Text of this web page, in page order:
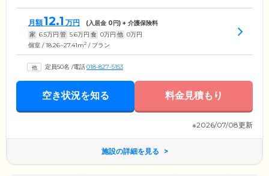
月額12.1 万円 (入居金 0円) + 介護保険料
家 6.5万円 管 5.6万円 食 0万円 他 0万円
個室 / 18.26~27.41m2 / プラン
定員50名 /電話018-827-5153
空き状況を知る 料金見積もり
※2026/07/08更新
施設の詳細を見る